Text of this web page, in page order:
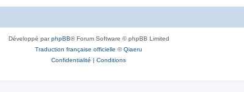
Développé parphpBB® Forum Software © phpBB Limited
Traduction française officielle ©Qiaeru
Confidentialité | Conditions